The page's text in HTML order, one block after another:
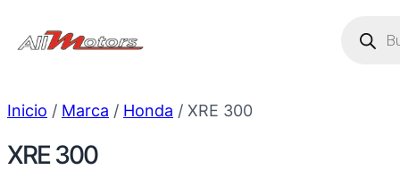
Inicio / Marca / Honda / XRE 300
XRE 300